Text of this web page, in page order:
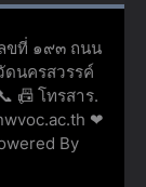
ขที่ ๑๙๓ ถนน
ดนครสวรรค์
📠 โทรสาร.
❤
By